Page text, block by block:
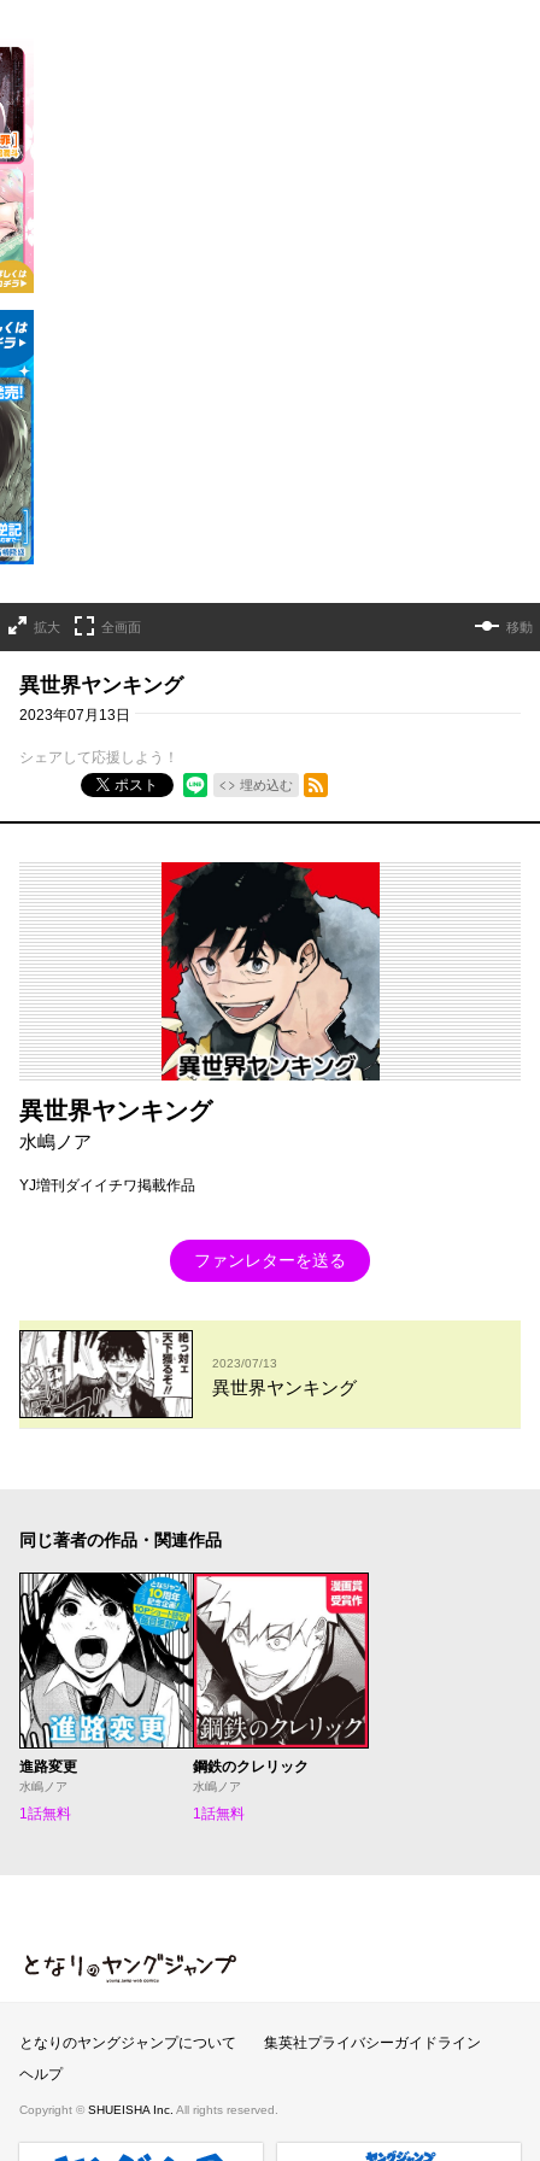
拡大 全画面 移動
異世界ヤンキング
2023年07月13日
シェアして応援しよう！
ポスト
埋め込む
RSSフィード
異世界ヤンキング
水嶋ノア
YJ増刊ダイイチワ掲載作品
ファンレターを送る
2023/07/13
異世界ヤンキング
同じ著者の作品・関連作品
進路変更
水嶋ノア
1話無料
鋼鉄のクレリック
水嶋ノア
1話無料
となりのヤングジャンプ
となりのヤングジャンプについて
集英社プライバシーガイドライン
ヘルプ
Copyright © SHUEISHA Inc. All rights reserved.
ヤンジャンプラス 週刊ヤングジャンプ公式サイト